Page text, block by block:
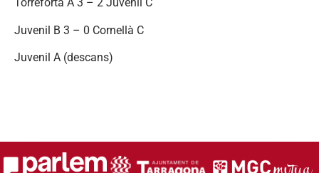
Juvenil B 3 – 0 Cornellà C
Juvenil A (descans)